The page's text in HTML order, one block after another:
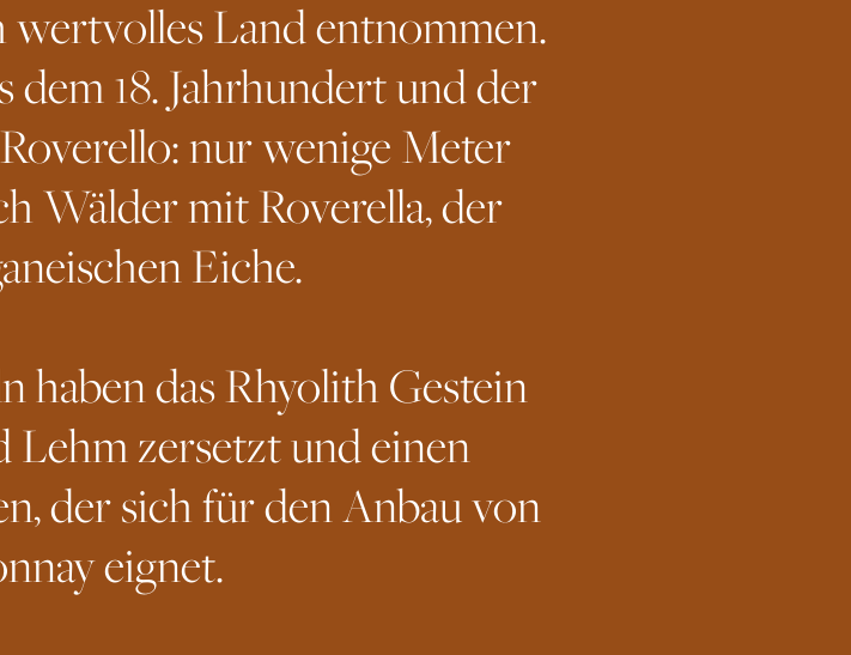
Land entnommen.
dem 18. Jahrhundert und der
nur wenige Meter
Wälder mit Roverella, der
Eiche.
haben das Rhyolith Gestein
Lehm zersetzt und einen
der sich für den Anbau von
eignet.